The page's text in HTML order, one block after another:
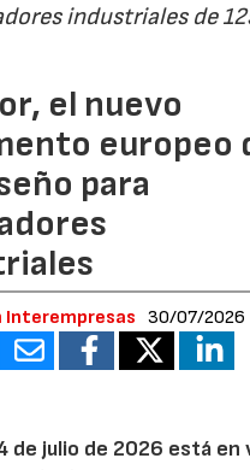
industriales de
el nuevo
europeo
para
Interempresas 30/07/2026
de julio de 2026 está en